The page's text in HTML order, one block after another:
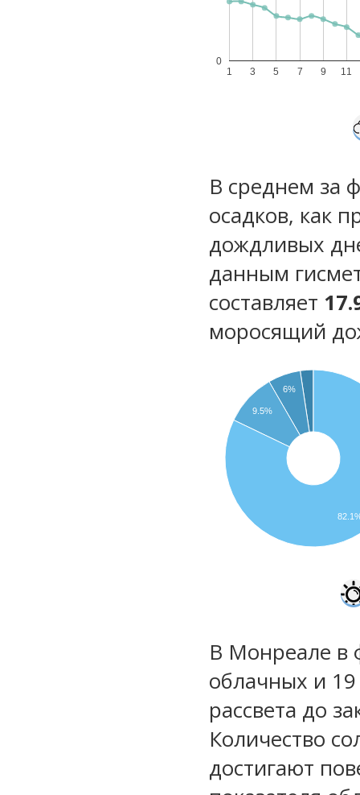
1 3 5 7 9 11
0
В среднем за
осадков, как
дождливых
данным
составляет
моросящий
6%
9.5%
В Монреале в
облачных и
рассвета до
Количество
достигают